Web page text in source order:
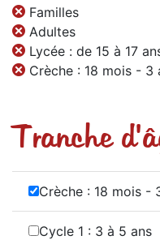
Familles
Adultes
Lycée : de 15 à 17
Crèche : 18 mois - 3
Tranche
Crèche : 18 mois -
Cycle 1 : 3 à 5 ans